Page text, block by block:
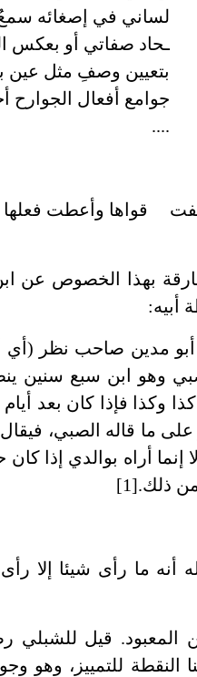
لساني في إصغائه
ـحاد صفاتي أو بعكس
بتعيين وصفِ مثل عين
جوامع أفعال
....
قواها وأعطت
بهذا الخصوص عن
أبيه:
أبو مدين صاحب نظر
وهو ابن سبع سنين
وكذا فإذا كان بعد
على ما قاله الصبي،
إنما أراه بوالدي إذا
ذلك.[1]
ما رأى شيئا إلا رأى
المعبود. قيل
للتمييز، وهو